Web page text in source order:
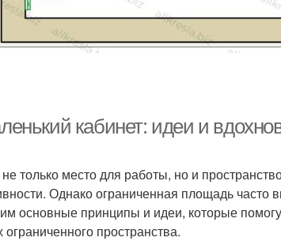
кабинет: идеи и
только место для работы, но и
Однако ограниченная площадь
основные принципы и идеи, которые
пространства.